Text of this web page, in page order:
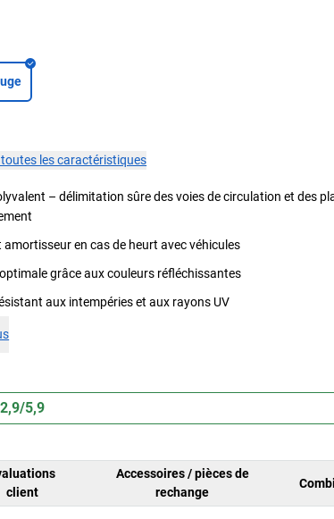
les caractéristiques
– délimitation sûre des voies de circulation et des
amortisseur en cas de heurt avec véhicules
grâce aux couleurs réfléchissantes
aux intempéries et aux rayons UV
5,9
client
Accessoires / pièces de
rechange